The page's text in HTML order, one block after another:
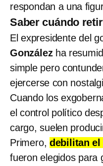
respondan a una
Saber cuándo
El expresidente del
Gonzálezha
simple pero
ejercerse con
Cuando los
el control político
cargo, suelen
Primero, debilitan el
fueron elegidos para